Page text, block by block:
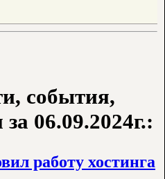
события,
06.09.2024г.:
работу хостинга